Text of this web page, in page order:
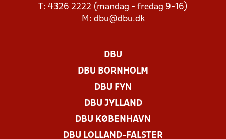
T: 4326 2222 (mandag - fredag 9-16)
M: dbu@dbu.dk
DBU
DBU BORNHOLM
DBU FYN
DBU JYLLAND
DBU KØBENHAVN
DBU LOLLAND-FALSTER